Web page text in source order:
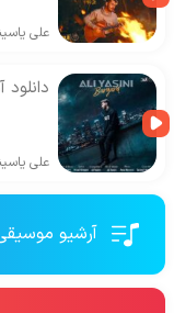
علی
علی
آرشیو